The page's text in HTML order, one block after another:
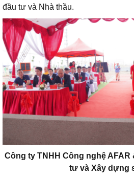
đầu tư và Nhà thầu.
Công ty TNHH Công nghệ
tư và Xây dựng